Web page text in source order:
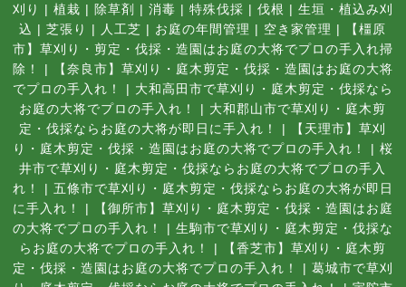
刈り
| 植栽 | 除草剤 | 消毒 | 特殊伐採 | 伐根 | 生垣・植込み刈
込 | 芝張り | 人工芝 | お庭の年間管理 | 空き家管理 |
【橿原
市】草刈り・剪定・伐採・造園はお庭の大将でプロの手入れ掃
除！
|
【奈良市】草刈り・庭木剪定・伐採・造園はお庭の大将
でプロの手入れ！
| 大和高田市で草刈り・庭木剪定・伐採なら
お庭の大将でプロの手入れ！
| 大和郡山市で草刈り・庭木剪
定・伐採ならお庭の大将が即日に手入れ！
|
【天理市】草刈
り・庭木剪定・伐採・造園はお庭の大将でプロの手入れ！
| 桜
井市で草刈り・庭木剪定・伐採ならお庭の大将でプロの手入
れ！
| 五條市で草刈り・庭木剪定・伐採ならお庭の大将が即日
に手入れ！
|
【御所市】草刈り・庭木剪定・伐採・造園はお庭
の大将でプロの手入れ！
| 生駒市で草刈り・庭木剪定・伐採な
らお庭の大将でプロの手入れ！
|
【香芝市】草刈り・庭木剪
定・伐採・造園はお庭の大将でプロの手入れ！
| 葛城市で草刈